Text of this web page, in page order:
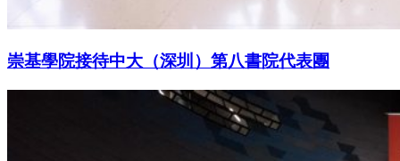
崇基學院接待中大（深圳）第八書院代表團